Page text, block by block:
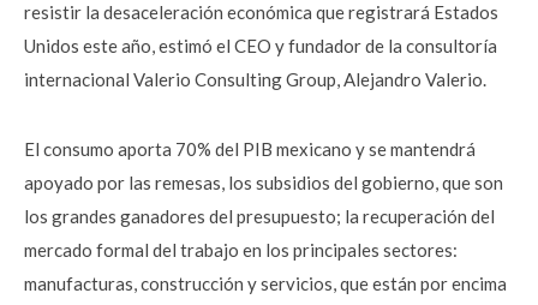
resistir la desaceleración económica que registrará Estados
Unidos este año, estimó el CEO y fundador de la consultoría
internacional Valerio Consulting Group, Alejandro Valerio.
El consumo aporta 70% del PIB mexicano y se mantendrá
apoyado por las remesas, los subsidios del gobierno, que son
los grandes ganadores del presupuesto; la recuperación del
mercado formal del trabajo en los principales sectores:
manufacturas, construcción y servicios, que están por encima